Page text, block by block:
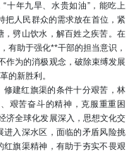
十年九旱、水贵如油”，能吃上
把人民群众的需求放在首位，紧
，劈山饮水，解百姓之疾苦。在
有助于强化**干部的担当意识，
作为的消极观念，破除束缚发展
的新胜利。
建红旗渠的条件十分艰苦，林
艰苦奋斗的精神，克服重重困
济全球化发展深入，思想文化交
入深水区，面临的矛盾风险挑
旗渠精神，有助于夯实不畏艰